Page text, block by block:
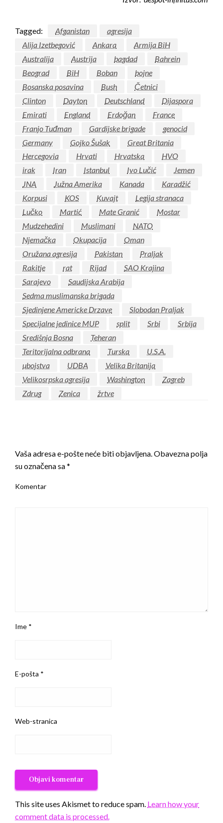
Tagged: Afganistan
agresija
Alija Izetbegović
Ankara
Armija BiH
Australija
Austrija bagdad
Bahrein
Beograd
BiH Boban
bojne
Bosanska posavina
Bush
Četnici
Clinton
Dayton Deutschland
Dijaspora
Emirati
England Erdoğan
France
Franjo Tuđman
Gardijske brigade
genocid
Germany
Gojko Šušak
Great Britania
Hercegovia
Hrvati Hrvatska
HVO
irak
Iran Istanbul Ivo Lučić
Jemen
JNA
Južna Amerika Kanada
Karadžić
Korpusi
KOS Kuvajt
Legija stranaca
Lučko
Martić Mate Granić
Mostar
Mudzehedini
Muslimani
NATO
Njemačka
Okupacija
Oman
Oružana agresija
Pakistan
Praljak
Rakitje
rat Rijad
SAO Krajina
Sarajevo
Saudijska Arabija
Sedma muslimanska brigada
Sjedinjene Americke Drzave
Slobodan Praljak
Specijalne jedinice MUP
split Srbi
Srbija
Središnja Bosna
Teheran
Teritorijalna odbrana
Turska
U.S.A.
ubojstva
UDBA
Velika Britanija
Velikosrpska agresija
Washington
Zagreb
Zdrug
Zenica žrtve
Vaša adresa e-pošte neće biti objavljena. Obavezna polja
su označena sa*
Komentar
Ime *
E-pošta *
Web-stranica
This site uses Akismet to reduce spam. Learn how your
comment data is processed.